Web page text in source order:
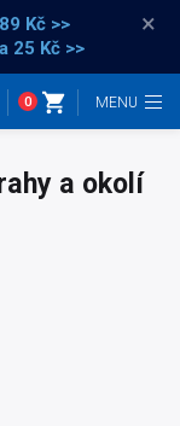
Kč >>
25 Kč >>
×
0
a okolí